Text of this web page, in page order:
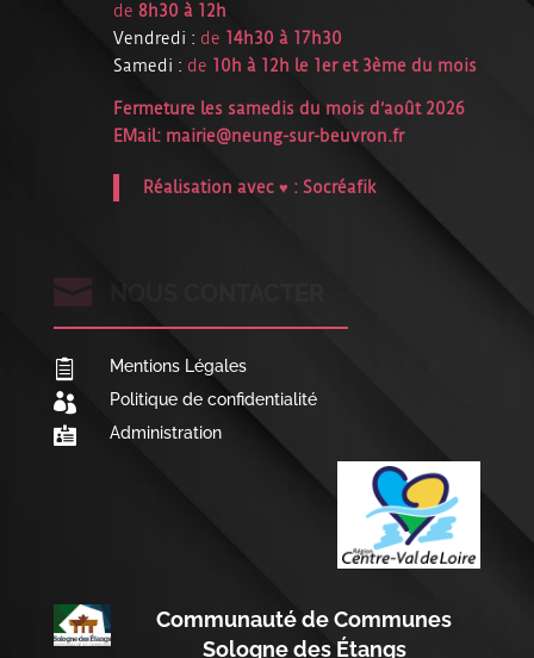
de 8h30 à 12h
Vendredi : de 14h30 à 17h30
Samedi : de 10h à 12h le 1er et 3ème du mois
Fermeture les samedis du mois d’août 2026
EMail: mairie@neung-sur-beuvron.fr
Réalisation avec ♥ : Socréafik

 Mentions Légales
 Politique de confidentialité
 Administration
Communauté de Communes
Sologne des Étangs